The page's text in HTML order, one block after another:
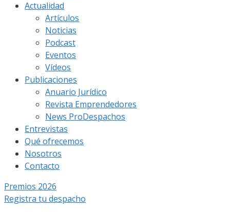
Actualidad
Artículos
Noticias
Podcast
Eventos
Vídeos
Publicaciones
Anuario Jurídico
Revista Emprendedores
News ProDespachos
Entrevistas
Qué ofrecemos
Nosotros
Contacto
Premios 2026
Registra tu despacho